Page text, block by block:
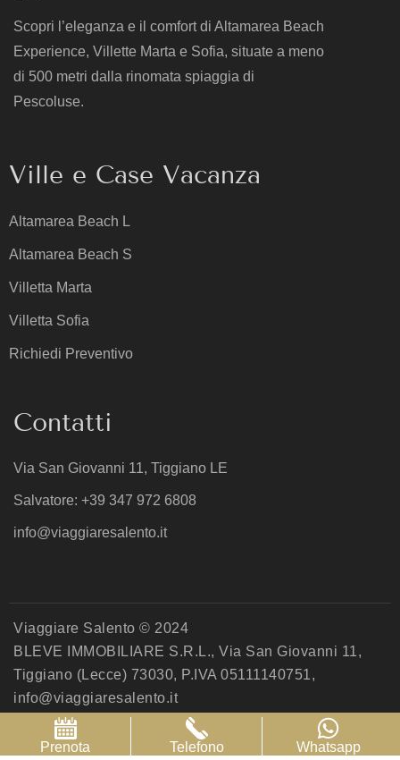
Scopri l’eleganza e il comfort di Altamarea Beach
Experience, Villette Marta e Sofia, situate a meno
di 500 metri dalla rinomata spiaggia di
Pescoluse.
Ville e Case Vacanza
Altamarea Beach L
Altamarea Beach S
Villetta Marta
Villetta Sofia
Richiedi Preventivo
Contatti
Via San Giovanni 11, Tiggiano LE
Salvatore: +39 347 972 6808
info@viaggiaresalento.it
Viaggiare Salento © 2024
BLEVE IMMOBILIARE S.R.L., Via San Giovanni 11,
Tiggiano (Lecce) 73030, P.IVA 05111140751,
info@viaggiaresalento.it
Privacy Policy
Cookie Policy
Aggiorna le preferenze sui cookie
Prenota Telefono Whatsapp